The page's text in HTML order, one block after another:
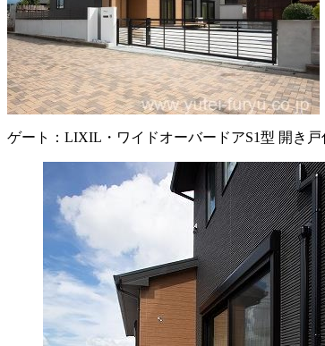
ゲート：LIXIL・ワイドオーバードアS1型 開き戸